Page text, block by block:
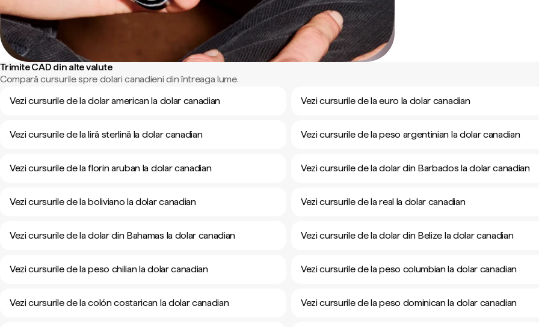
Trimite CAD din alte valute
Compară cursurile spre dolari canadieni din întreaga lume.
Vezi cursurile de la dolar american la dolar canadian
Vezi cursurile de la euro la dolar canadian
Vezi cursurile de la liră sterlină la dolar canadian Vezi cursurile de la peso argentinian la dolar canadian
Vezi cursurile de la florin aruban la dolar canadian Vezi cursurile de la dolar din Barbados la dolar canadian
Vezi cursurile de la boliviano la dolar canadian Vezi cursurile de la real la dolar canadian
Vezi cursurile de la dolar din Bahamas la dolar canadian Vezi cursurile de la dolar din Belize la dolar canadian
Vezi cursurile de la peso chilian la dolar canadian Vezi cursurile de la peso columbian la dolar canadian
Vezi cursurile de la colón costarican la dolar canadian Vezi cursurile de la peso dominican la dolar canadian